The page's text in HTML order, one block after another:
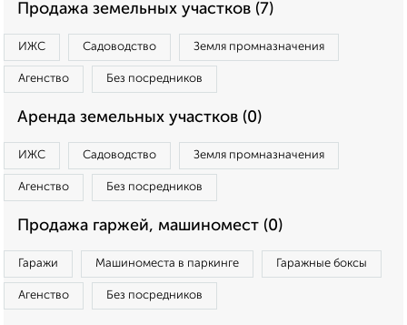
Продажа земельных участков (7)
ИЖС Садоводство Земля промназначения
Агенство Без посредников
Аренда земельных участков (0)
ИЖС Садоводство Земля промназначения
Агенство Без посредников
Продажа гаржей, машиномест (0)
Гаражи Машиноместа в паркинге Гаражные боксы
Агенство Без посредников